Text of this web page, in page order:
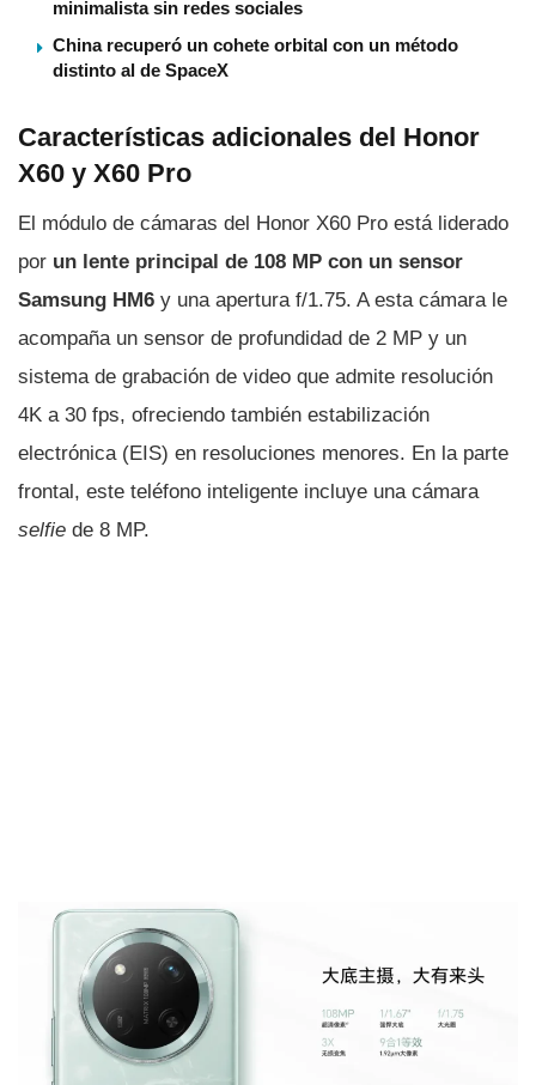
minimalista sin redes sociales
China recuperó un cohete orbital con un método
distinto al de SpaceX
Características adicionales del Honor
X60 y X60 Pro
El módulo de cámaras del Honor X60 Pro está liderado
por un lente principal de 108 MP con un sensor
Samsung HM6 y una apertura f/1.75. A esta cámara le
acompaña un sensor de profundidad de 2 MP y un
sistema de grabación de video que admite resolución
4K a 30 fps, ofreciendo también estabilización
electrónica (EIS) en resoluciones menores. En la parte
frontal, este teléfono inteligente incluye una cámara
selfie de 8 MP.